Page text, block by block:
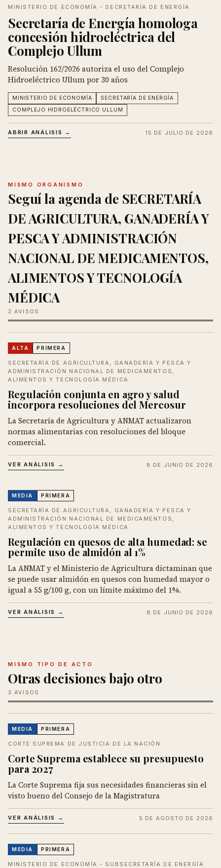
MINISTERIO DE ECONOMÍA - SECRETARÍA DE ENERGÍA
Secretaría de Energía homologa
concesión hidroeléctrica del
Complejo Ullum
Resolución 162/2026 autoriza el uso del Complejo
Hidroeléctrico Ullum por 30 años
MINISTERIO DE ECONOMÍA
SECRETARÍA DE ENERGÍA
COMPLEJO HIDROELÉCTRICO ULLUM
ABRIR ANÁLISIS → 15 DE JULIO DE 2026
MISMO ORGANISMO
Seguí la agenda de SECRETARÍA
DE AGRICULTURA, GANADERÍA Y
PESCA Y ADMINISTRACIÓN
NACIONAL DE MEDICAMENTOS,
ALIMENTOS Y TECNOLOGÍA
MÉDICA
2 AVISOS
ALTA PRIMERA
SECRETARÍA DE AGRICULTURA, GANADERÍA Y PESCA Y
ADMINISTRACIÓN NACIONAL DE MEDICAMENTOS,
ALIMENTOS Y TECNOLOGÍA MÉDICA
Regulación conjunta en agro y salud
incorpora resoluciones del Mercosur
La Secretaría de Agricultura y ANMAT actualizaron
normas alimentarias con resoluciones del bloque
comercial.
VER ANÁLISIS → 8 DE JUNIO DE 2026
MEDIA PRIMERA
SECRETARÍA DE AGRICULTURA, GANADERÍA Y PESCA Y
ADMINISTRACIÓN NACIONAL DE MEDICAMENTOS,
ALIMENTOS Y TECNOLOGÍA MÉDICA
Regulación en quesos de alta humedad: se
permite uso de almidón al 1%
La ANMAT y el Ministerio de Agricultura dictaminan que
se puede usar almidón en quesos con humedad mayor o
igual a 55 g/100 g, con un límite máximo del 1%.
VER ANÁLISIS → 8 DE JUNIO DE 2026
MISMO TIPO DE ACTO
Otras decisiones bajo otro
3 AVISOS
MEDIA PRIMERA
CORTE SUPREMA DE JUSTICIA DE LA NACIÓN
Corte Suprema establece su presupuesto
para 2027
La Corte Suprema fija sus necesidades financieras sin el
visto bueno del Consejo de la Magistratura
VER ANÁLISIS → 5 DE AGOSTO DE 2026
MEDIA PRIMERA
MINISTERIO DE ECONOMÍA - SUBSECRETARÍA DE ENERGÍA